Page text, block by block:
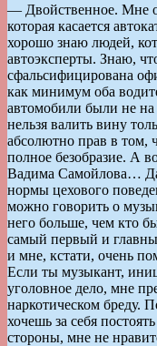
— Двойственное. Мне
которая касается
хорошо знаю людей,
автоэксперты. Знаю,
сфальсифицирована
как минимум оба
автомобили были не на
нельзя валить вину
абсолютно прав в том,
полное безобразие. А
Вадима Самойлова…
нормы цехового
можно говорить о
него больше, чем кто
самый первый и
и мне, кстати, очень
Если ты музыкант,
уголовное дело, мне
наркотическом бреду.
хочешь за себя
стороны, мне не